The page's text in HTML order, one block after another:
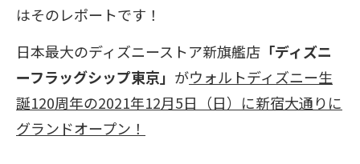
はそのレポートです！
日本最大のディズニーストア新旗艦店 「ディズニ
ーフラッグシップ東京」 がウォルトディズニー生
誕120周年の2021年12月5日（日）に新宿大通りに
グランドオープン！